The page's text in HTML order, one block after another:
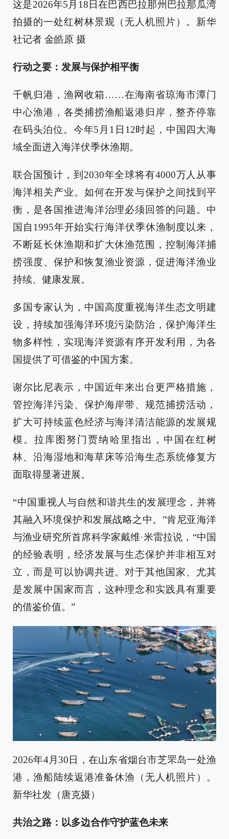
这是2026年5月18日在巴西巴拉那州巴拉那瓜湾
拍摄的一处红树林景观（无人机照片）。新华
社记者 金皓原 摄
行动之要：发展与保护相平衡
千帆归港，渔网收箱……在海南省琼海市潭门
中心渔港，各类捕捞渔船返港归岸，整齐停靠
在码头泊位。今年5月1日12时起，中国四大海
域全面进入海洋伏季休渔期。
联合国预计，到2030年全球将有4000万人从事
海洋相关产业。如何在开发与保护之间找到平
衡，是各国推进海洋治理必须回答的问题。中
国自1995年开始实行海洋伏季休渔制度以来，
不断延长休渔期和扩大休渔范围，控制海洋捕
捞强度、保护和恢复渔业资源，促进海洋渔业
持续、健康发展。
多国专家认为，中国高度重视海洋生态文明建
设，持续加强海洋环境污染防治，保护海洋生
物多样性，实现海洋资源有序开发利用，为各
国提供了可借鉴的中国方案。
谢尔比尼表示，中国近年来出台更严格措施，
管控海洋污染、保护海岸带、规范捕捞活动，
扩大可持续蓝色经济与海洋清洁能源的发展规
模。拉库图努门贾纳哈里指出，中国在红树
林、沿海湿地和海草床等沿海生态系统修复方
面取得显著进展。
“中国重视人与自然和谐共生的发展理念，并将
其融入环境保护和发展战略之中。”肯尼亚海洋
与渔业研究所首席科学家戴维·米雷拉说，“中国
的经验表明，经济发展与生态保护并非相互对
立，而是可以协调共进。对于其他国家、尤其
是发展中国家而言，这种理念和实践具有重要
的借鉴价值。”
2026年4月30日，在山东省烟台市芝罘岛一处渔
港，渔船陆续返港准备休渔（无人机照片）。
新华社发（唐克摄）
共治之路：以多边合作守护蓝色未来